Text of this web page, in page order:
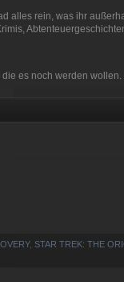
alles rein, was ihr
es noch werden wollen.
,STAR TREK: THE